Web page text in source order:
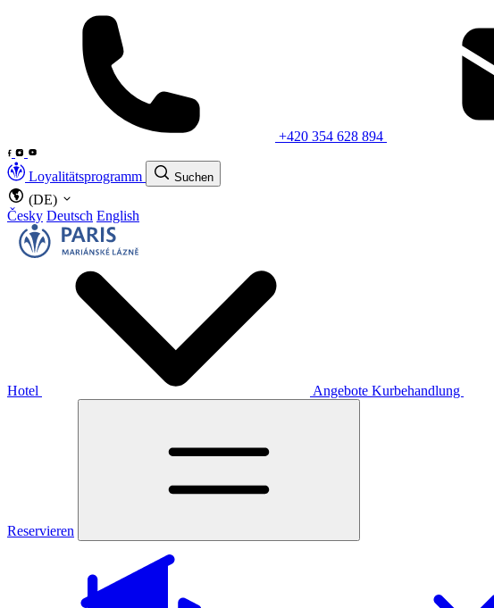
+420 354 628 894
Loyalitätsprogramm Suchen
(DE)
Česky Deutsch English
Hotel Angebote Kurbehandlung
Reservieren